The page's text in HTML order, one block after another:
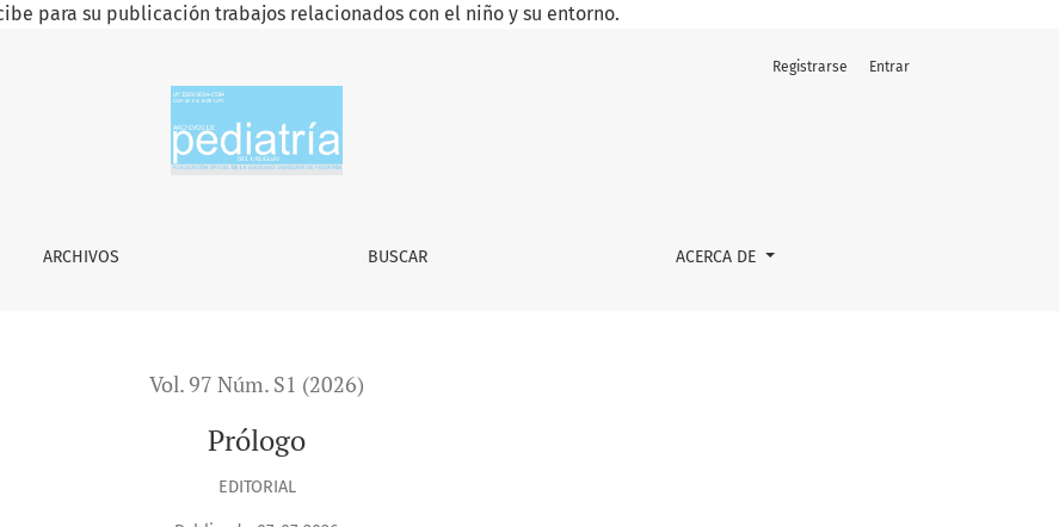
para su publicación trabajos relacionados con el niño y su entorno.
ARCHIVOS BUSCAR ACERCA DE
Registrarse Entrar
Vol. 97 Núm. S1 (2026)
Prólogo
EDITORIAL